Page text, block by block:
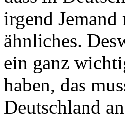
irgend Jemand
ähnliches.
ein ganz
haben, das
Deutschland